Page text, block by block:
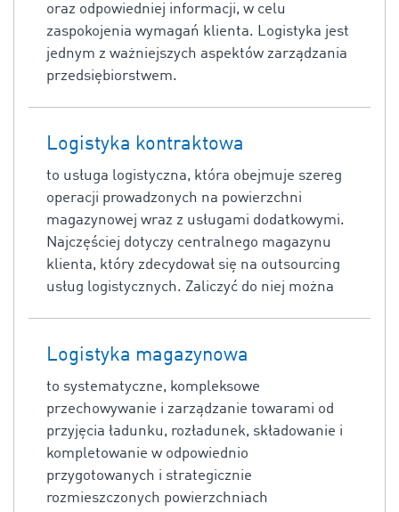
oraz odpowiedniej informacji, w celu
zaspokojenia wymagań klienta. Logistyka jest
jednym z ważniejszych aspektów zarządzania
przedsiębiorstwem.
Logistyka kontraktowa
to usługa logistyczna, która obejmuje szereg
operacji prowadzonych na powierzchni
magazynowej wraz z usługami dodatkowymi.
Najczęściej dotyczy centralnego magazynu
klienta, który zdecydował się na outsourcing
usług logistycznych. Zaliczyć do niej można
Logistyka magazynowa
to systematyczne, kompleksowe
przechowywanie i zarządzanie towarami od
przyjęcia ładunku, rozładunek, składowanie i
kompletowanie w odpowiednio
przygotowanych i strategicznie
rozmieszczonych powierzchniach